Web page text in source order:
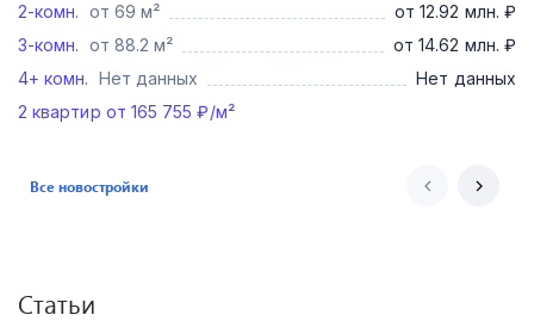
2-комн. от 69 м²
от 12.92 млн. ₽
3-комн. от 88.2 м²
от 14.62 млн. ₽
4+ комн. Нет данных
Нет данных
2 квартир от 165 755 ₽/м²
Все новостройки
Статьи